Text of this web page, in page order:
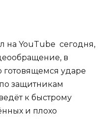
на YouTube сегодня,
в
ударе
защитникам
к быстрому
и плохо